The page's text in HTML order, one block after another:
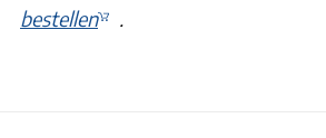
bestellen
.